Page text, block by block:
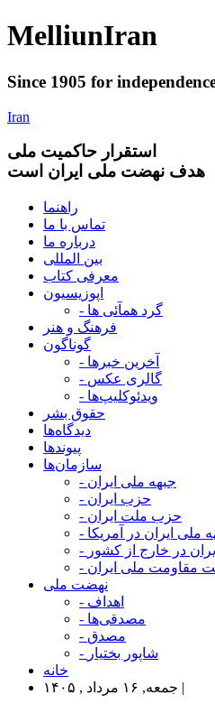
MelliunIran
Since 1905 for
Iran
استقرار حاکميت ملی
هدف نهضت ملی ایران است
راهنما
تماس با ما
درباره ما
بین المللی
معرفی کتاب
اپوزیسیون
- گرد همآئی ها
فرهنگ و هنر
گوناگون
- آخرین خبرها
- گالری عکس
- ویدئوکلیپ‌ها
حقوق بشر
دیدگاه‌ها
پیوندها
سازمان‌ها
- جبهه ملی ایران
- حزب ایران
- حزب ملت ایران
ملی ایران در آمریکا
در خارج از کشور
مقاومت ملی ایران
نهضت ملی
- اهداف
- مصدقی‌ها
- مصدق
- شاپور بختیار
خانه
جمعه, ۱۶ مرداد , ۱۴۰۵ |